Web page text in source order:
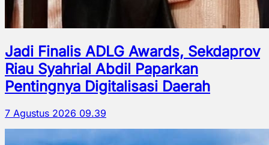
Jadi Finalis ADLG Awards, Sekdaprov
Riau Syahrial Abdil Paparkan
Pentingnya Digitalisasi Daerah
7 Agustus 2026 09.39